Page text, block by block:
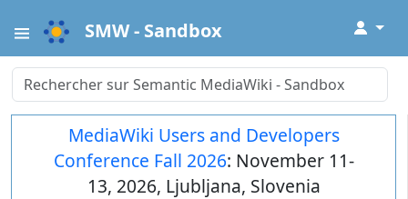
SMW - Sandbox ↓
MediaWiki Users and Developers
Conference Fall 2026: November 11-
13, 2026, Ljubljana, Slovenia